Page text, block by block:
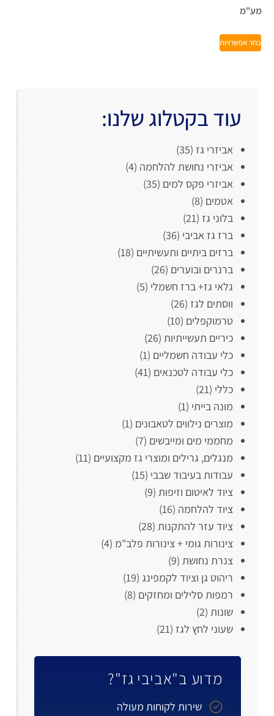
מע"מ
בחר אפשרויות
עוד בקטלוג שלנו:
אביזרי גז (35)
אביזרי נחושת להלחמה (4)
אביזרי פקס למים (35)
אטמים (8)
בלוני גז (21)
ברז גז אביבי (36)
ברזים ביתיים ותעשיתיים (18)
ברנרים ובוערים (26)
גלאי גז+ ברז חשמלי (5)
ווסתים לגז (26)
טרמוקפלים (10)
כיריים תעשייתיות (26)
כלי עבודה חשמליים (1)
כלי עבודה לטכנאים (41)
כללי (21)
מונה בייתי (1)
מוצרים נילווים לטאבונים (1)
מחממי מים ומייבשים (7)
מנגלים, גרילים ומוצרי גז מקצועיים (11)
עבודות בעיבוד שבבי (15)
ציוד לאיטום וזיפות (9)
ציוד להלחמה (16)
ציוד עזר להתקנות (28)
צינורות גומי + צינורות פלב"מ (4)
צנרת נחושת (9)
ריהוט גן וציוד לקמפינג (19)
רמפות סלילים ומחזקים (8)
שונות (2)
שעוני לחץ לגז (21)
מדוע ב"אביבי גז"?
שירות לקוחות מעולה